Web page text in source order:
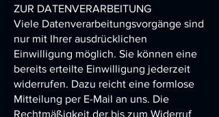
ZUR DATENVERARBEITUNG
Viele Datenverarbeitungsvorgänge sind
nur mit Ihrer ausdrücklichen
Einwilligung möglich. Sie können eine
bereits erteilte Einwilligung jederzeit
widerrufen. Dazu reicht eine formlose
Mitteilung per E-Mail an uns. Die
Rechtmäßigkeit der bis zum Widerruf